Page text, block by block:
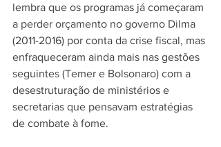
lembra que os programas já começaram
a perder orçamento no governo Dilma
(2011-2016) por conta da crise fiscal, mas
enfraqueceram ainda mais nas gestões
seguintes (Temer e Bolsonaro) com a
desestruturação de ministérios e
secretarias que pensavam estratégias
de combate à fome.